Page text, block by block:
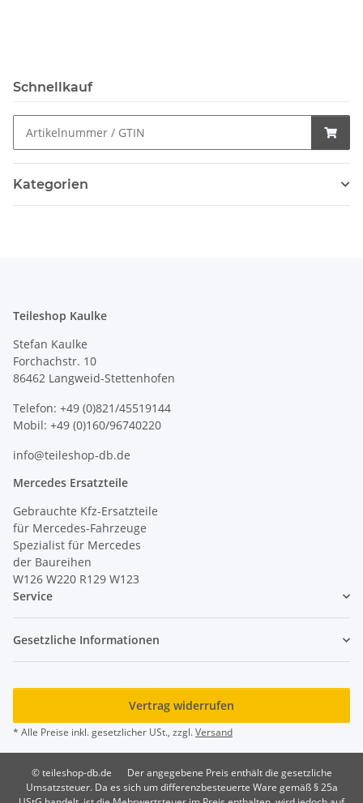
Schnellkauf
Kategorien
Teileshop Kaulke
Stefan Kaulke
Forchachstr. 10
86462 Langweid-Stettenhofen
Telefon: +49 (0)821/45519144
Mobil: +49 (0)160/96740220
info@teileshop-db.de
Mercedes Ersatzteile
Gebrauchte Kfz-Ersatzteile
für Mercedes-Fahrzeuge
Spezialist für Mercedes
der Baureihen
W126 W220 R129 W123
Service
Gesetzliche Informationen
Vertrag widerrufen
* Alle Preise inkl. gesetzlicher USt., zzgl.Versand
© teileshop-db.de
Der angegebene Preis enthält die gesetzliche
Umsatzsteuer. Da es sich um differenzbesteuerte Ware gemäß § 25a